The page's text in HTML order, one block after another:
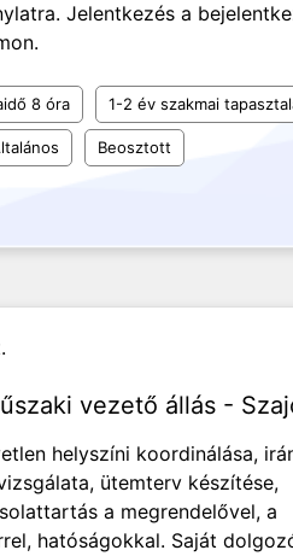
Jelentkezés a
8 óra 1-2 év szakmai
Beosztott
vezető állás -
helyszíni koordinálása,
ütemterv készítése,
a megrendelővel, a
hatóságokkal. Saját